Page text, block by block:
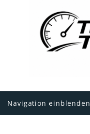
Navigation einblenden